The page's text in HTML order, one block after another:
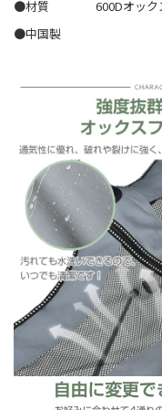
●材質
600Dオッ
●中国製